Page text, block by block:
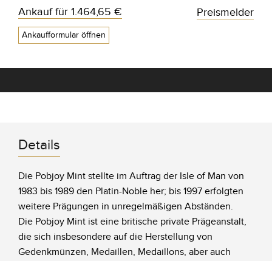
Ankauf für 1.464,65 €
Ankaufformular öffnen
Preismelder
Details
Die Pobjoy Mint stellte im Auftrag der Isle of Man von
1983 bis 1989 den Platin-Noble her; bis 1997 erfolgten
weitere Prägungen in unregelmäßigen Abständen.
Die Pobjoy Mint ist eine britische private Prägeanstalt,
die sich insbesondere auf die Herstellung von
Gedenkmünzen, Medaillen, Medaillons, aber auch